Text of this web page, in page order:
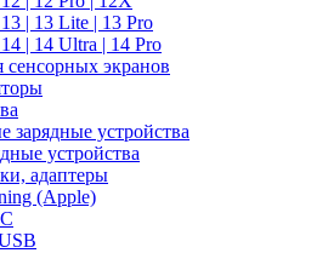
| 13 Lite | 13 Pro
| 14 Ultra | 14 Pro
сенсорных экранов
зарядные устройства
устройства
адаптеры
(Apple)